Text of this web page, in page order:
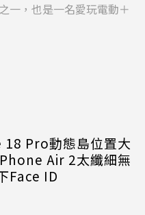
一，也是一名愛玩電動＋
Pro動態島位置大
Air 2太纖細無
Face ID